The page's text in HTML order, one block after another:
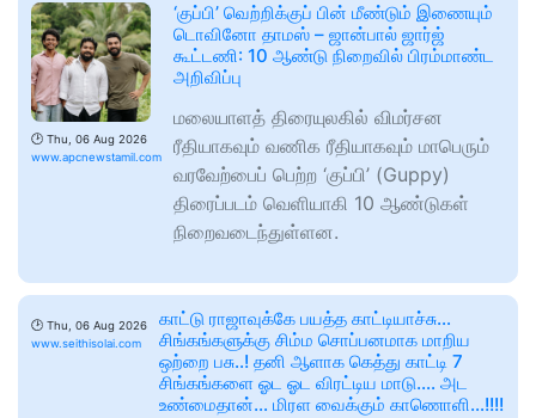
🕑 Thu, 06 Aug 2026
www.apcnewstamil.com
‘குப்பி’ வெற்றிக்குப் பின் மீண்டும் இணையும்
டொவினோ தாமஸ் – ஜான்பால் ஜார்ஜ்
கூட்டணி: 10 ஆண்டு நிறைவில் பிரம்மாண்ட
அறிவிப்பு
மலையாளத் திரையுலகில் விமர்சன
ரீதியாகவும் வணிக ரீதியாகவும் மாபெரும்
வரவேற்பைப் பெற்ற ‘குப்பி’ (Guppy)
திரைப்படம் வெளியாகி 10 ஆண்டுகள்
நிறைவடைந்துள்ளன.
🕑 Thu, 06 Aug 2026
www.seithisolai.com
காட்டு ராஜாவுக்கே பயத்த காட்டியாச்சு…
சிங்கங்களுக்கு சிம்ம சொப்பனமாக மாறிய
ஒற்றை பசு..! தனி ஆளாக கெத்து காட்டி 7
சிங்கங்களை ஓட ஓட விரட்டிய மாடு…. அட
உண்மைதான்… மிரள வைக்கும் காணொளி…!!!!